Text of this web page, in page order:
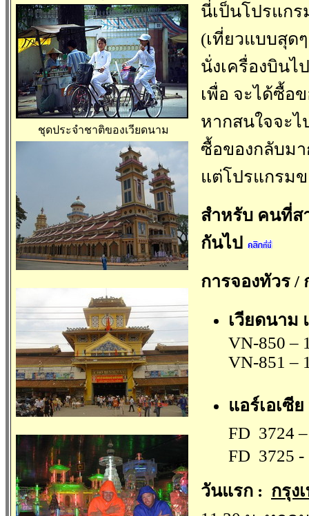
ชุดประจำชาติของเวียดนาม
นี่เป็นโปรแกร
(เที่ยวแบบสุด
นั่งเครื่องบินไ
เพื่อ จะได้ซื้อ
หากสนใจจะไ
ซื้อของกลับม
แต่โปรแกรมข
สำหรับ คนที่ส
กันไป
การจองทัวร /
เวียดนาม
VN-850 –
VN-851 –
แอร์เอเซี
FD 3724
FD 3725 -
วันแรก : กรุง